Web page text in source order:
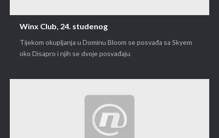
Winx Club, 24. studenog
Tijekom okupljanja u Dominu Bloom se posvađa sa Skyem
oko Disapro i njih se dvoje posvađaju.